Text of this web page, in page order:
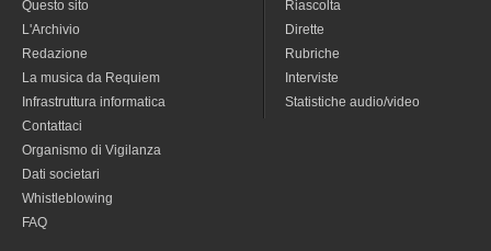
Questo sito
L'Archivio
Redazione
La musica da Requiem
Infrastruttura informatica
Contattaci
Organismo di Vigilanza
Dati societari
Whistleblowing
FAQ
Riascolta
Dirette
Rubriche
Interviste
Statistiche audio/video